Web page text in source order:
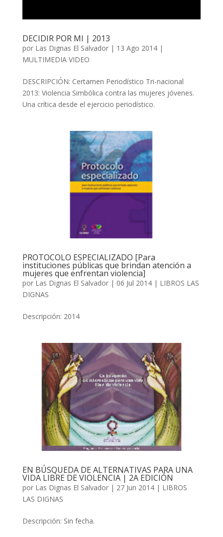
DECIDIR POR MI | 2013
por Las Dignas El Salvador| 13 Ago 2014|
MULTIMEDIA VIDEO
DESCRIPCIÓN: Certamen Periodístico Tri-nacional
2013: Violencia Simbólica contra las mujeres jóvenes.
Una crítica desde el ejercicio periodístico.
PROTOCOLO ESPECIALIZADO [Para
instituciones públicas que brindan atención a
mujeres que enfrentan violencia]
por Las Dignas El Salvador| 06 Jul 2014| LIBROS LAS
DIGNAS
Descripción: 2014
EN BÚSQUEDA DE ALTERNATIVAS PARA UNA
VIDA LIBRE DE VIOLENCIA | 2A EDICIÓN
por Las Dignas El Salvador| 27 Jun 2014| LIBROS
LAS DIGNAS
Descripción: Sin fecha.